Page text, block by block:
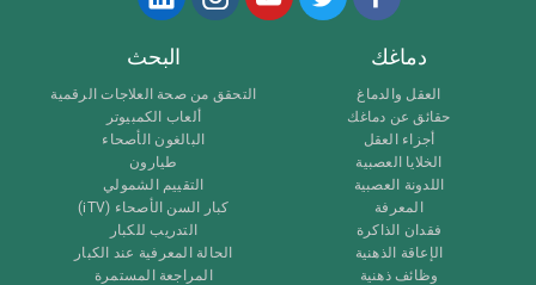
دماغك
العقل والدماغ
حقائق عن دماغك
أجزاء العقل
الخلايا العصبية
اللدونة العصبية
المعرفة
فقدان الذاكرة
الإعاقة الذهنية
وظائف ذهنية
البحث
التحقق من صحة العلاجات الرقمية
ألعاب الكمبيوتر
البالغون الأصحاء
طيارون
التقييم الشمولي
كبار السن الأصحاء (iTV)
التدريب للكبار
الحالة المعرفية عند الكبار
المراجعة المستمرة